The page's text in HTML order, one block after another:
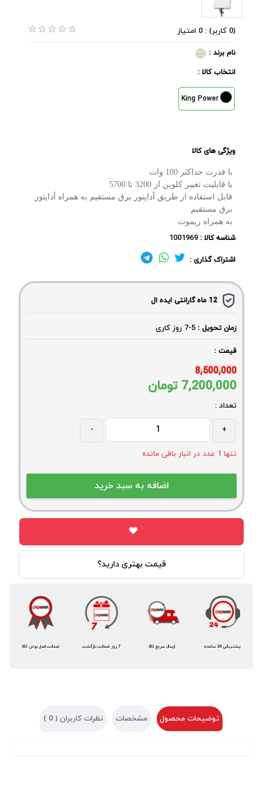
(0 کاربر) : 0 امتیاز
نام برند :
انتخاب کالا :
King Power
ویژگی های کالا
با قدرت حداکثر 100 وات
با قابلیت تغییر کلوین از 3200 تا 5700
قابل استفاده از طریق آداپتور برق مستقیم به همراه آداپتور
برق مستقیم
به همراه ریموت
شناسه کالا : 1001969
اشتراک گذاری :
12 ماه گارانتی ایده ال
زمان تحویل : 5-7 روز کاری
قیمت :
8,500,000
7,200,000 تومان
تعداد :
+
-
تنها 1 عدد در انبار باقی مانده
قیمت بهتری دارید؟
ضمانت اصل بودن کالا 7 روز ضمانت بازگشت ارسال سریع کالا پشتیبانی 24 ساعته
توضیحات محصول مشخصات نظرات کاربران ( 0
)